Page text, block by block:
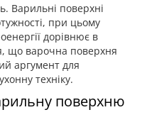
Варильні поверхні
при цьому
дорівнює в
що варочна поверхня
аргумент для
техніку.
поверхню